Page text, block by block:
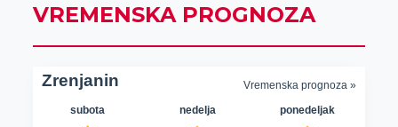
VREMENSKA PROGNOZA